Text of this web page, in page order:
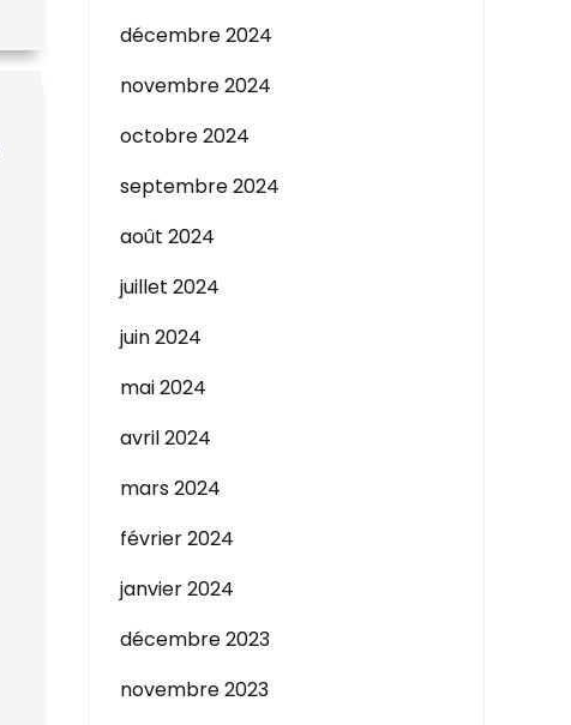
décembre 2024
novembre 2024
octobre 2024
septembre 2024
août 2024
juillet 2024
juin 2024
mai 2024
avril 2024
mars 2024
février 2024
janvier 2024
décembre 2023
novembre 2023